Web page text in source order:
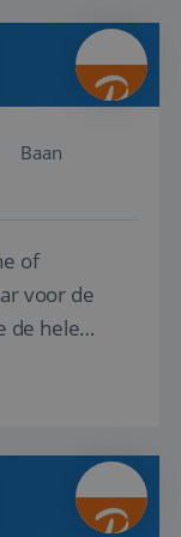
Baan
of
voor de
de hele
in de
te